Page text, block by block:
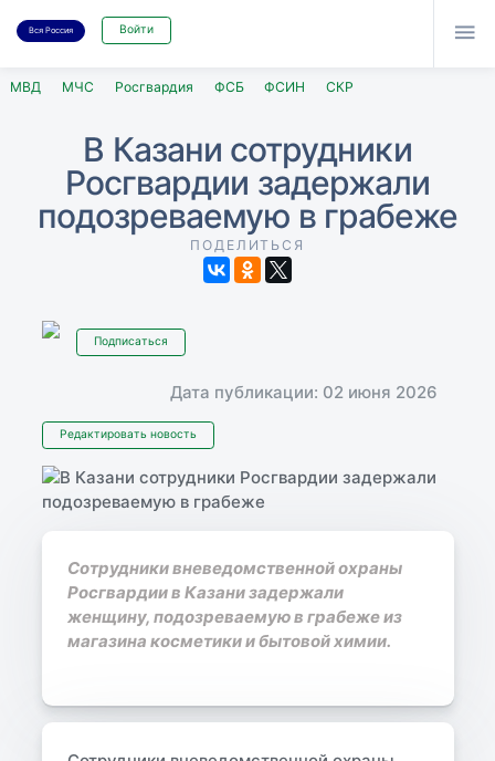
Вся Россия Войти 
МВД МЧС Росгвардия ФСБ ФСИН СКР
В Казани сотрудники
Росгвардии задержали
подозреваемую в грабеже
ПОДЕЛИТЬСЯ
Подписаться
Дата публикации: 02 июня 2026
Редактировать новость
Сотрудники вневедомственной охраны
Росгвардии в Казани задержали
женщину, подозреваемую в грабеже из
магазина косметики и бытовой химии.